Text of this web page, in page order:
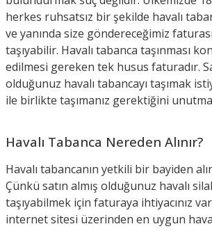
herkes ruhsatsız bir şekilde havalı
ve yanında size göndereceğimiz
taşıyabilir. Havalı tabanca taşınması
edilmesi gereken tek husus faturadır.
olduğunuz havalı tabancayı taşımak
ile birlikte taşımanız gerektiğini
Havalı Tabanca Nereden Alınır?
Havalı tabancanın yetkili bir bayiden
Çünkü satın almış olduğunuz havalı
taşıyabilmek için faturaya ihtiyacınız
internet sitesi üzerinden en uygun